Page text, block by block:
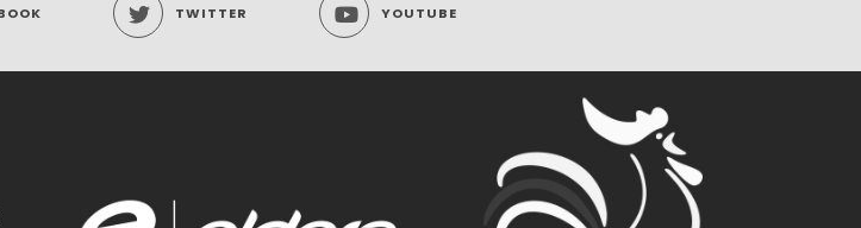
TWITTER YOUTUBE